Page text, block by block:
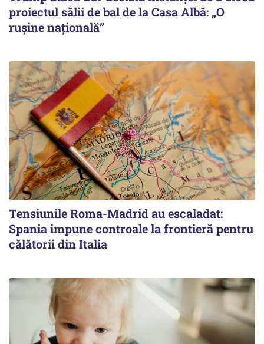
proiectul sălii de bal de la Casa Albă: „O
ruşine naţională”
Tensiunile Roma-Madrid au escaladat:
Spania impune controale la frontieră pentru
călătorii din Italia